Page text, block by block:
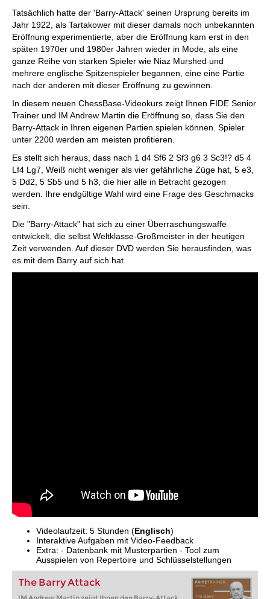
Tatsächlich hatte der 'Barry-Attack' seinen Ursprung bereits im
Jahr 1922, als Tartakower mit dieser damals noch unbekannten
Eröffnung experimentierte, aber die Eröffnung kam erst in den
späten 1970er und 1980er Jahren wieder in Mode, als eine
ganze Reihe von starken Spieler wie Niaz Murshed und
mehrere englische Spitzenspieler begannen, eine eine Partie
nach der anderen mit dieser Eröffnung zu gewinnen.
In diesem neuen ChessBase-Videokurs zeigt Ihnen FIDE Senior
Trainer und IM Andrew Martin die Eröffnung so, dass Sie den
Barry-Attack in Ihren eigenen Partien spielen können. Spieler
unter 2200 werden am meisten profitieren.
Es stellt sich heraus, dass nach 1 d4 Sf6 2 Sf3 g6 3 Sc3!? d5 4
Lf4 Lg7, Weiß nicht weniger als vier gefährliche Züge hat, 5 e3,
5 Dd2, 5 Sb5 und 5 h3, die hier alle in Betracht gezogen
werden. Ihre endgültige Wahl wird eine Frage des Geschmacks
sein.
Die "Barry-Attack" hat sich zu einer Überraschungswaffe
entwickelt, die selbst Weltklasse-Großmeister in der heutigen
Zeit verwenden. Auf dieser DVD werden Sie herausfinden, was
es mit dem Barry auf sich hat.
Videolaufzeit: 5 Stunden (Englisch)
Interaktive Aufgaben mit Video-Feedback
Extra: - Datenbank mit Musterpartien - Tool zum
Ausspielen von Repertoire und Schlüsselstellungen
The Barry Attack